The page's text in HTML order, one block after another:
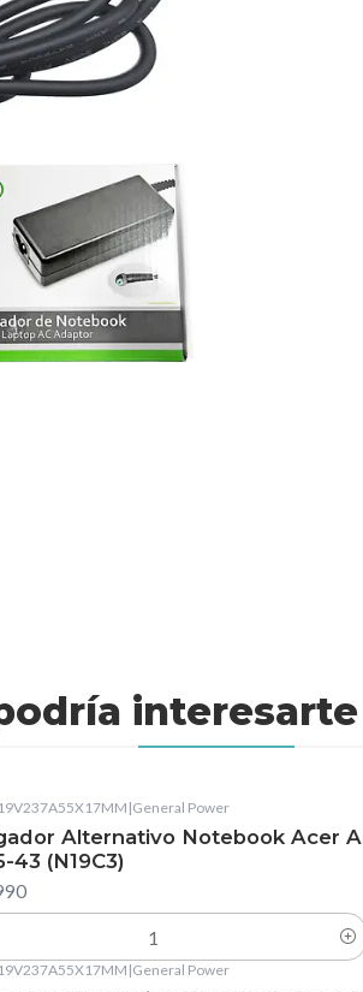
|General Power
Alternativo Notebook Acer
43 (N19C3)
|General Power